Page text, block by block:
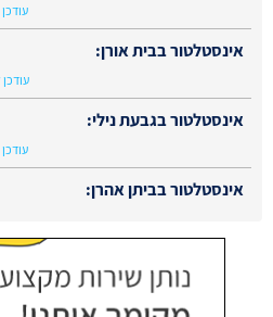
אינסטלטור בבית אורן:
אינסטלטור בגבעת נילי:
אינסטלטור בביתן אהרן: